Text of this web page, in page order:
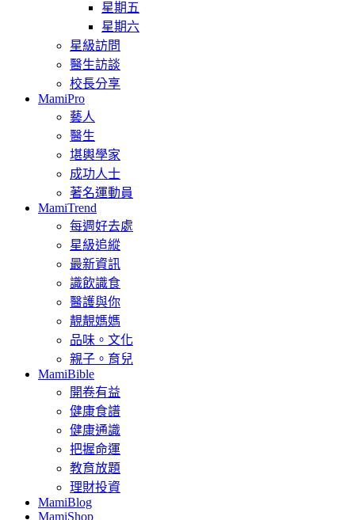
星期五
星期六
星級訪問
醫生訪談
校長分享
MamiPro
藝人
醫生
堪輿學家
成功人士
著名運動員
MamiTrend
每週好去處
星級追縱
最新資訊
識飲識食
醫護與你
靚靚媽媽
品味。文化
親子。育兒
MamiBible
開卷有益
健康食譜
健康通識
把握命運
教育放題
理財投資
MamiBlog
MamiShop